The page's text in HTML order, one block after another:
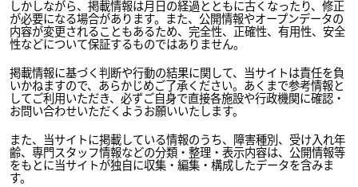
しかしながら、掲載情報は月日の経過とともに古くなったり、修正
が必要になる場合があります。また、公開情報やオープンデータの
内容が変更されることもあるため、完全性、正確性、有用性、安全
性などについて保証するものではありません。
掲載情報に基づく判断や行動の結果に関して、当サイトは責任を負
いかねますので、あらかじめご了承ください。あくまで参考情報と
してご利用いただき、必ずご自身で直接各施設や行政機関に確認・
お問い合わせいただくようお願いいたします。
また、当サイトに掲載している情報のうち、障害種別、受け入れ年
齢、専門スタッフ情報などの分類・整理・表示内容は、公開情報等
をもとに当サイトが独自に収集・編集・構成したデータを含みま
す。